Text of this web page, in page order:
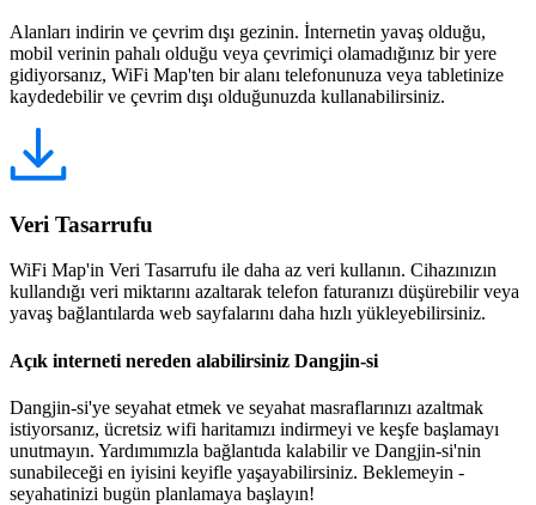
Alanları indirin ve çevrim dışı gezinin. İnternetin yavaş olduğu,
mobil verinin pahalı olduğu veya çevrimiçi olamadığınız bir yere
gidiyorsanız, WiFi Map'ten bir alanı telefonunuza veya tabletinize
kaydedebilir ve çevrim dışı olduğunuzda kullanabilirsiniz.
Veri Tasarrufu
WiFi Map'in Veri Tasarrufu ile daha az veri kullanın. Cihazınızın
kullandığı veri miktarını azaltarak telefon faturanızı düşürebilir veya
yavaş bağlantılarda web sayfalarını daha hızlı yükleyebilirsiniz.
Açık interneti nereden alabilirsiniz Dangjin-si
Dangjin-si'ye seyahat etmek ve seyahat masraflarınızı azaltmak
istiyorsanız, ücretsiz wifi haritamızı indirmeyi ve keşfe başlamayı
unutmayın. Yardımımızla bağlantıda kalabilir ve Dangjin-si'nin
sunabileceği en iyisini keyifle yaşayabilirsiniz. Beklemeyin -
seyahatinizi bugün planlamaya başlayın!